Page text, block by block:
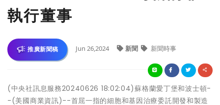
執行董事
推廣新聞稿 Jun 26,2024 新聞 新聞時事
(中央社訊息服務20240626 18:02:04)蘇格蘭愛丁堡和波士頓-
-(美國商業資訊)--首屈一指的細胞和基因治療委託開發和製造